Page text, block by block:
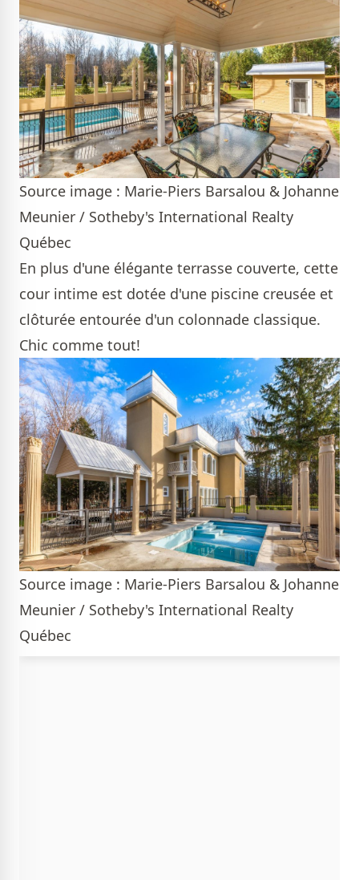
Source image : Marie-Piers Barsalou & Johanne
Meunier / Sotheby's International Realty
Québec
En plus d'une élégante terrasse couverte, cette
cour intime est dotée d'une piscine creusée et
clôturée entourée d'un colonnade classique.
Chic comme tout!
Source image : Marie-Piers Barsalou & Johanne
Meunier / Sotheby's International Realty
Québec